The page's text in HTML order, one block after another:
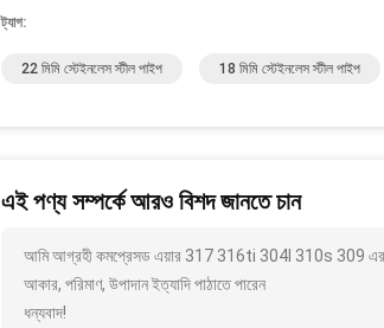
ট্যাগ:
22 মিমি স্টেইনলেস স্টীল পাইপ 18 মিমি স্টেইনলেস স্টীল পাইপ
এই পণ্য সম্পর্কে আরও বিশদ জানতে চান
আমি আগ্রহী কমপ্রেসড এয়ার 317 316ti 304l 310s 309 এর
আকার, পরিমাণ, উপাদান ইত্যাদি পাঠাতে পারেন
ধন্যবাদ!